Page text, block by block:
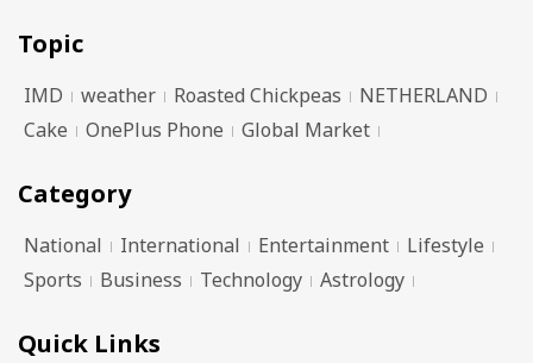
Topic
IMD weather Roasted Chickpeas
NETHERLAND
Cake
OnePlus Phone Global Market
Category
National International Entertainment
Lifestyle
Sports
Business Technology Astrology
Quick Links